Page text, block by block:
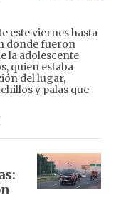
este viernes hasta
donde fueron
la adolescente
quien estaba
del lugar,
y palas que